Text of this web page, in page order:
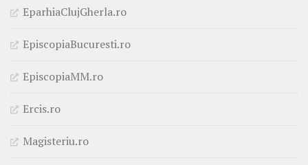
EparhiaClujGherla.ro
EpiscopiaBucuresti.ro
EpiscopiaMM.ro
Ercis.ro
Magisteriu.ro